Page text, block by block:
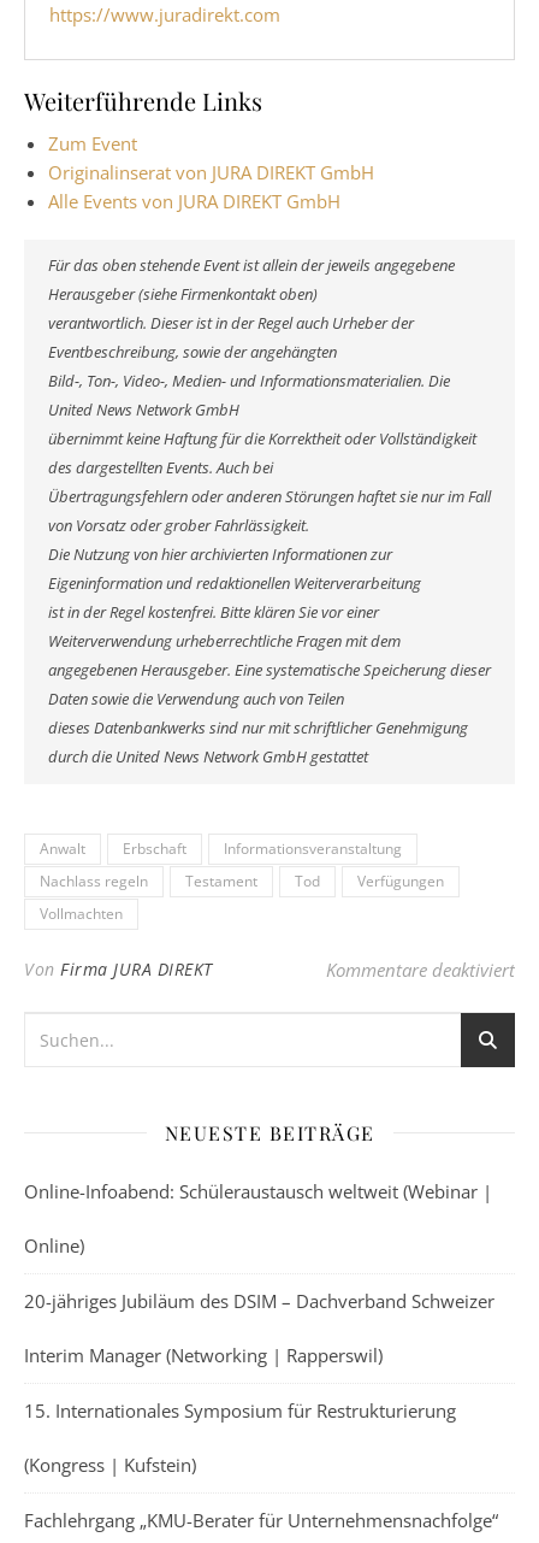
https://www.juradirekt.com
Weiterführende Links
Zum Event
Originalinserat von JURA DIREKT GmbH
Alle Events von JURA DIREKT GmbH
Für das oben stehende Event ist allein der jeweils angegebene
Herausgeber (siehe Firmenkontakt oben)
verantwortlich. Dieser ist in der Regel auch Urheber der
Eventbeschreibung, sowie der angehängten
Bild-, Ton-, Video-, Medien- und Informationsmaterialien. Die
United News Network GmbH
übernimmt keine Haftung für die Korrektheit oder Vollständigkeit
des dargestellten Events. Auch bei
Übertragungsfehlern oder anderen Störungen haftet sie nur im Fall
von Vorsatz oder grober Fahrlässigkeit.
Die Nutzung von hier archivierten Informationen zur
Eigeninformation und redaktionellen Weiterverarbeitung
ist in der Regel kostenfrei. Bitte klären Sie vor einer
Weiterverwendung urheberrechtliche Fragen mit dem
angegebenen Herausgeber. Eine systematische Speicherung dieser
Daten sowie die Verwendung auch von Teilen
dieses Datenbankwerks sind nur mit schriftlicher Genehmigung
durch die United News Network GmbH gestattet
Anwalt Erbschaft
Informationsveranstaltung
Nachlass regeln
Testament Tod
Verfügungen
Vollmachten
Von Firma JURA DIREKT Kommentare deaktiviertfür
NEUESTE BEITRÄGE
Online-Infoabend: Schüleraustausch weltweit (Webinar |
Online)
20-jähriges Jubiläum des DSIM – Dachverband Schweizer
Interim Manager (Networking | Rapperswil)
15. Internationales Symposium für Restrukturierung
(Kongress | Kufstein)
Fachlehrgang „KMU-Berater für Unternehmensnachfolge“